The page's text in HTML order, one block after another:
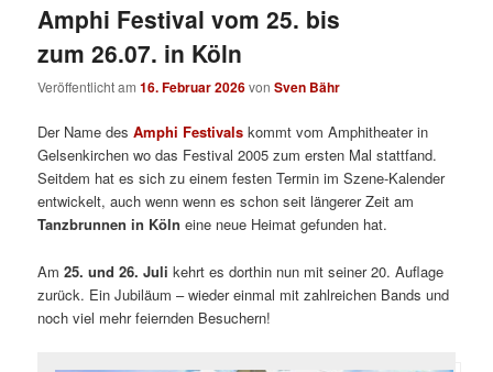
Amphi Festival vom 25. bis
zum 26.07. in Köln
Veröffentlicht am16. Februar 2026vonSven Bähr
Der Name desAmphi Festivals kommt vom Amphitheater in
Gelsenkirchen wo das Festival 2005 zum ersten Mal stattfand.
Seitdem hat es sich zu einem festen Termin im Szene-Kalender
entwickelt, auch wenn wenn es schon seit längerer Zeit am
Tanzbrunnen in Köln eine neue Heimat gefunden hat.
Am25. und 26. Juli kehrt es dorthin nun mit seiner 20. Auflage
zurück. Ein Jubiläum – wieder einmal mit zahlreichen Bands und
noch viel mehr feiernden Besuchern!